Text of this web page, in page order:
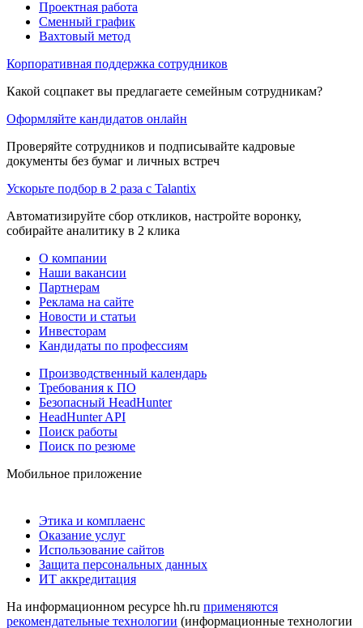
Проектная работа
Сменный график
Вахтовый метод
Корпоративная поддержка сотрудников
Какой соцпакет вы предлагаете семейным сотрудникам?
Оформляйте кандидатов онлайн
Проверяйте сотрудников и подписывайте кадровые
документы без бумаг и личных встреч
Ускорьте подбор в 2 раза с Talantix
Автоматизируйте сбор откликов, настройте воронку,
собирайте аналитику в 2 клика
О компании
Наши вакансии
Партнерам
Реклама на сайте
Новости и статьи
Инвесторам
Кандидаты по профессиям
Производственный календарь
Требования к ПО
Безопасный HeadHunter
HeadHunter API
Поиск работы
Поиск по резюме
Мобильное приложение
Этика и комплаенс
Оказание услуг
Использование сайтов
Защита персональных данных
ИТ аккредитация
На информационном ресурсе hh.ru применяются
рекомендательные технологии (информационные технологии